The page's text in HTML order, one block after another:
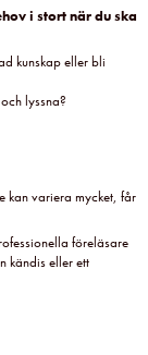
i stort när du ska
kunskap eller bli
lyssna?
kan variera mycket, får
föreläsare
kändis eller ett